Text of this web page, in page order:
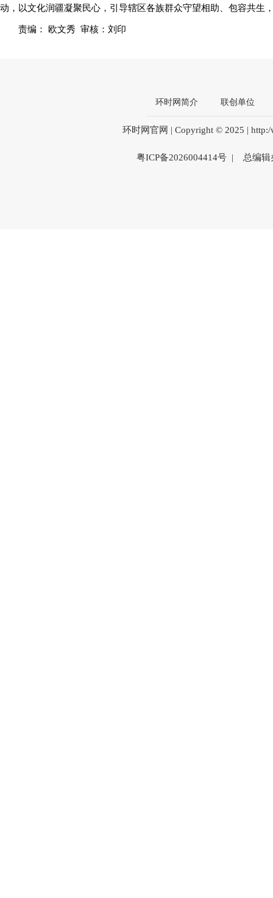
动，以文化润疆凝聚民心，引导辖区各族群众守望相助、包容共生
责编： 欧文秀 审核：刘印
环时网简介 联创单位
环时网官网 | Copyright © 2025 |
粤ICP备2026004414号 | 总编辑